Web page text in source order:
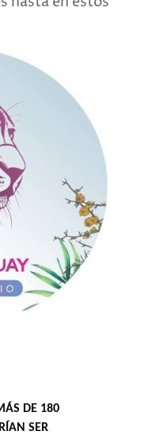
DE 180
SER